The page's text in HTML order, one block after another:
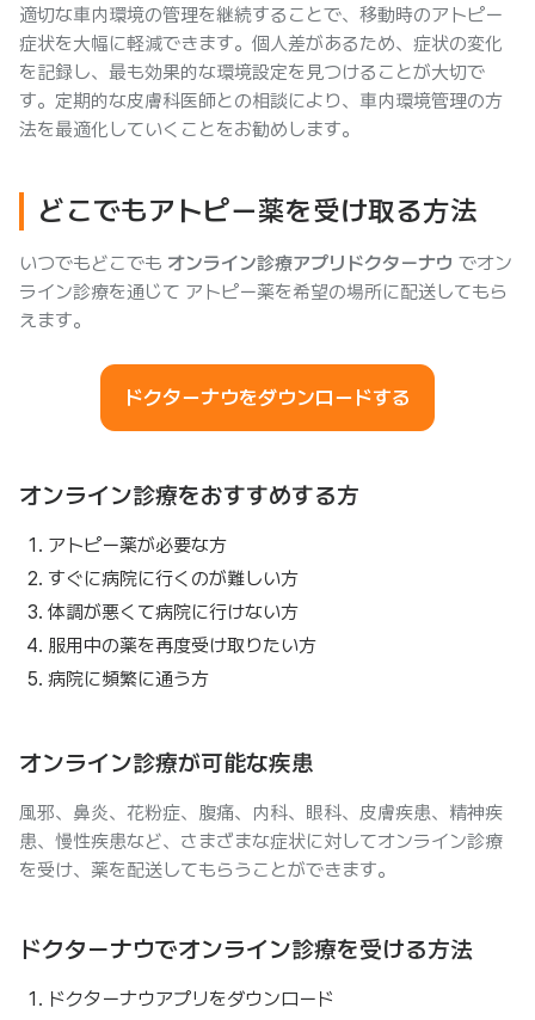
適切な車内環境の管理を継続することで、移動時のアトピー
症状を大幅に軽減できます。個人差があるため、症状の変化
を記録し、最も効果的な環境設定を見つけることが大切で
す。定期的な皮膚科医師との相談により、車内環境管理の方
法を最適化していくことをお勧めします。
どこでもアトピー薬を受け取る方法
いつでもどこでも オンライン診療アプリドクターナウ でオン
ライン診療を通じて アトピー薬を希望の場所に配送してもら
えます。
ドクターナウをダウンロードする
オンライン診療をおすすめする方
アトピー薬が必要な方
すぐに病院に行くのが難しい方
体調が悪くて病院に行けない方
服用中の薬を再度受け取りたい方
病院に頻繁に通う方
オンライン診療が可能な疾患
風邪、鼻炎、花粉症、腹痛、内科、眼科、皮膚疾患、精神疾
患、慢性疾患など、さまざまな症状に対してオンライン診療
を受け、薬を配送してもらうことができます。
ドクターナウでオンライン診療を受ける方法
ドクターナウアプリをダウンロード